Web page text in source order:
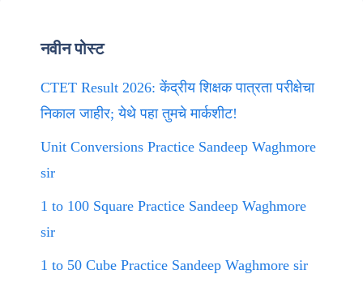
नवीन पोस्ट
CTET Result 2026: केंद्रीय शिक्षक पात्रता परीक्षेचा
निकाल जाहीर; येथे पहा तुमचे मार्कशीट!
Unit Conversions Practice Sandeep Waghmore
sir
1 to 100 Square Practice Sandeep Waghmore
sir
1 to 50 Cube Practice Sandeep Waghmore sir